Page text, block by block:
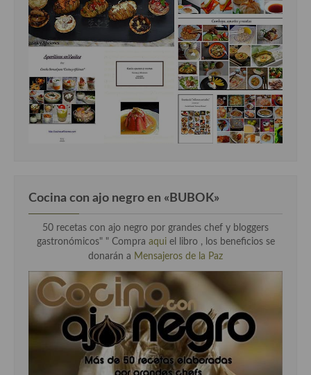
Cocina con ajo negro en «BUBOK»
50 recetas con ajo negro por grandes chef y bloggers
gastronómicos" " Compra aqui el libro , los beneficios se
donarán a Mensajeros de la Paz